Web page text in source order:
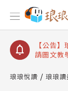
【公告】
【公告】
【公告
請圖文教
查詢
琅琅悅讀 琅琅讀